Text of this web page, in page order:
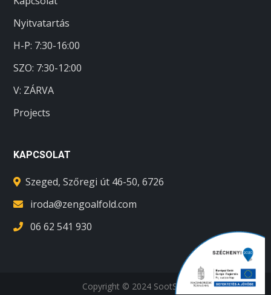
Nyitvatartás
H-P: 7:30-16:00
SZO: 7:30-12:00
V: ZÁRVA
Projects
KAPCSOLAT
Szeged, Szőregi út 46-50, 6726
iroda@zengoalfold.com
06 62 541 930
Copyright © 2024 SootSoft